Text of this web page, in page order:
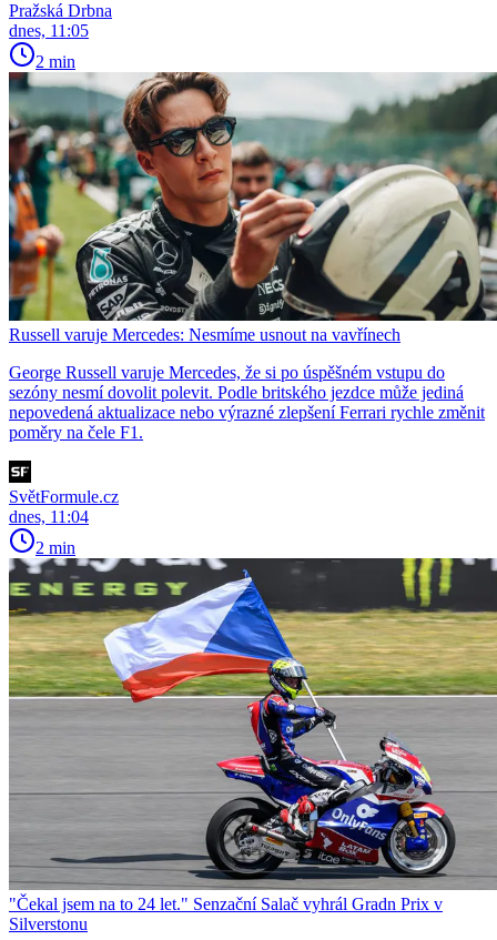
Pražská Drbna
dnes, 11:05
2 min
Russell varuje Mercedes: Nesmíme usnout na vavřínech
George Russell varuje Mercedes, že si po úspěšném vstupu do
sezóny nesmí dovolit polevit. Podle britského jezdce může jediná
nepovedená aktualizace nebo výrazné zlepšení Ferrari rychle změnit
poměry na čele F1.
SvětFormule.cz
dnes, 11:04
2 min
"Čekal jsem na to 24 let." Senzační Salač vyhrál Gradn Prix v
Silverstonu